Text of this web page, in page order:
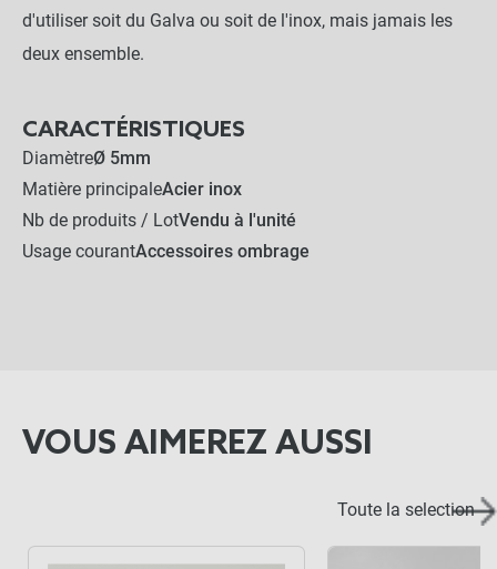
- +
LES PRODUITS ALTERNATIFS
316) - 1x19 - Découpe au
mètre
-
299,00 € -
Kit complet :1,40 €
d'utiliser soit du Galva ou soit de l'inox, mais jamais les
deux ensemble.
CARACTÉRISTIQUES
DiamètreØ 5mm
Matière principaleAcier inox
Nb de produits / LotVendu à l'unité
Usage courantAccessoires ombrage
VOUS AIMEREZ AUSSI
Toute la selection